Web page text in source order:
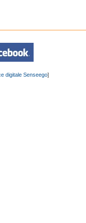
digitale Senseego]